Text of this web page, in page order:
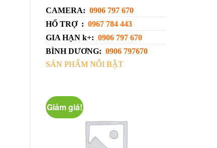
CAMERA: 0906 797 670
HỔ TRỢ : 0967 784 443
GIA HẠN k+: 0906 797 670
BÌNH DƯƠNG: 0906 797670
SẢN PHẨM NỔI BẬT